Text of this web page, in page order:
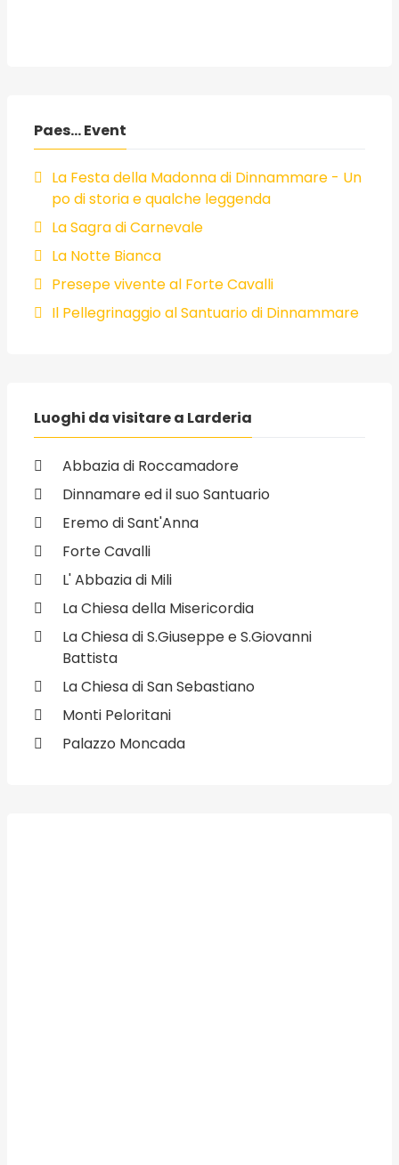
Paes... Event
La Festa della Madonna di Dinnammare - Un
po di storia e qualche leggenda
La Sagra di Carnevale
La Notte Bianca
Presepe vivente al Forte Cavalli
Il Pellegrinaggio al Santuario di Dinnammare
Luoghi da visitare a Larderia
Abbazia di Roccamadore
Dinnamare ed il suo Santuario
Eremo di Sant'Anna
Forte Cavalli
L' Abbazia di Mili
La Chiesa della Misericordia
La Chiesa di S.Giuseppe e S.Giovanni
Battista
La Chiesa di San Sebastiano
Monti Peloritani
Palazzo Moncada